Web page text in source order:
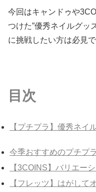
今回はキャンドゥや
つけた”優秀ネイルグッ
に挑戦したい方は必見で
目次
【プチプラ】優秀ネイ
今季おすすめのプチプ
【3COINS】バリエー
【フレッツ】はがして